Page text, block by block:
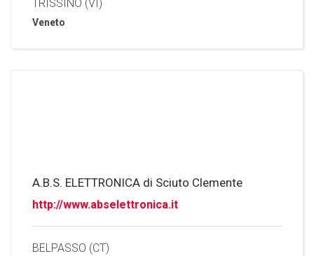
TRISSINO (VI)
Veneto
A.B.S. ELETTRONICA di Sciuto Clemente
http://www.abselettronica.it
BELPASSO (CT)